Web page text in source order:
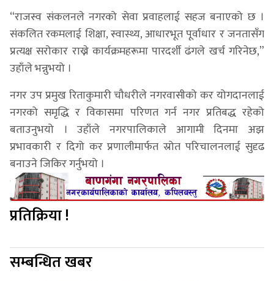
“राजस्व संकलनले नगरको सेवा प्रवाहलाई सहज बनाएको छ ।
संकलित रकमलाई शिक्षा, स्वास्थ्य, आधारभूत पूर्वाधार र जनतासँग
प्रत्यक्ष सरोकार राख्ने कार्यक्रमहरूमा पारदर्शी ढंगले खर्च गरिनेछ,”
उहाँले भन्नुभयो ।
नगर उप प्रमुख रिताकुमारी चौधरीले नगरवासीको कर योगदानलाई
नगरको समृद्धि र विकासमा परिणत गर्न नगर प्रतिबद्ध रहेको
बताउनुभयो । उहाँले नगरपालिकाले आगामी दिनमा अझ
प्रभावकारी र दिगो कर प्रणालीमार्फत स्रोत परिचालनलाई सुदृढ
बनाउने जिकिर गर्नुभयो ।
प्रतिक्रिया !
सम्बन्धित खबर